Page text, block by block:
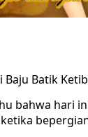
Baju Batik
bahwa hari